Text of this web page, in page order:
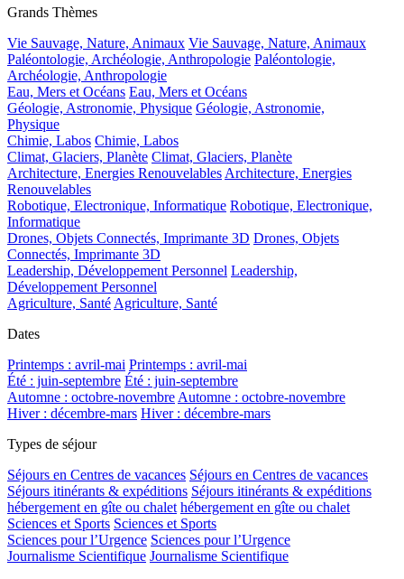
Grands Thèmes
Vie Sauvage, Nature, Animaux Vie Sauvage, Nature, Animaux
Paléontologie, Archéologie, Anthropologie Paléontologie,
Archéologie, Anthropologie
Eau, Mers et Océans Eau, Mers et Océans
Géologie, Astronomie, Physique Géologie, Astronomie,
Physique
Chimie, Labos Chimie, Labos
Climat, Glaciers, Planète Climat, Glaciers, Planète
Architecture, Energies RenouvelablesArchitecture, Energies
Renouvelables
Robotique, Electronique, Informatique Robotique, Electronique,
Informatique
Drones, Objets Connectés, Imprimante 3D Drones, Objets
Connectés, Imprimante 3D
Leadership, Développement Personnel Leadership,
Développement Personnel
Agriculture, SantéAgriculture, Santé
Dates
Printemps : avril-mai Printemps : avril-mai
Été : juin-septembre Été : juin-septembre
Automne : octobre-novembreAutomne : octobre-novembre
Hiver : décembre-mars Hiver : décembre-mars
Types de séjour
Séjours en Centres de vacances Séjours en Centres de vacances
Séjours itinérants & expéditions Séjours itinérants & expéditions
hébergement en gîte ou chalet hébergement en gîte ou chalet
Sciences et Sports Sciences et Sports
Sciences pour l’Urgence Sciences pour l’Urgence
Journalisme Scientifique Journalisme Scientifique